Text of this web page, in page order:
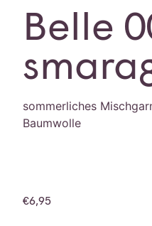
Belle
sommerliches
Baumwolle
€6,95